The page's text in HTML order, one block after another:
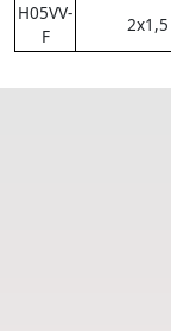
H05VV-
F
2x1,5